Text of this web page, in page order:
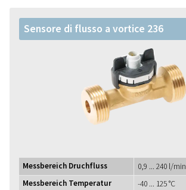
Sensore di flusso a vortice 236
Messbereich Druchfluss
0,9 ... 240 l/min
Messbereich Temperatur
-40 ... 125 °C